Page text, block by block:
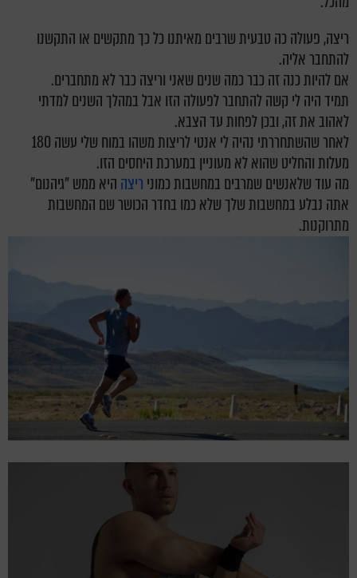
ריצה, פעולה כה טבעית שרבים מאיתנו כל כך מתקשים או התקשנו
להתחבר אליה.
אם להיות כנה זה כבר כמה שנים שאני וריצה כבר לא מתחברים.
תמיד היה לי קשה להתחבר לפעולה הזו אבל במהלך השנים למדתי
לאהוב את זה, ובכן לפחות עד הצבא.
לאחר שהשתחררתי נהיה לי אנטי לריצות משהו במוח שלי עשה 180
מעלות והחליט שהוא לא מעוניין במערכת היחסים הזו.
מה עוד שלאנשים שמרבים במחשבות כמוני ריצה היא ממש "גיהנום"
אתה נבלע במחשבות שלך שלא כמו בחדר הכושר שם המחשבות
מתרוקנות.